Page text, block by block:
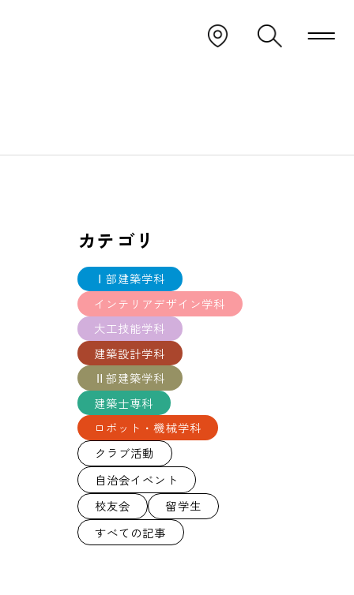
カテゴリ
Ⅰ部建築学科
インテリアデザイン学科
大工技能学科
建築設計学科
Ⅱ部建築学科
建築士専科
ロボット・機械学科
クラブ活動
自治会イベント
校友会
留学生
すべての記事